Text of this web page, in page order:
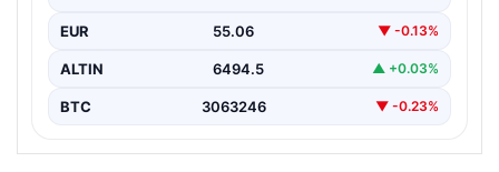
EUR 55.06 ▼ -0.13%
ALTIN 6494.5 ▲ +0.03%
BTC 3063246 ▼ -0.23%